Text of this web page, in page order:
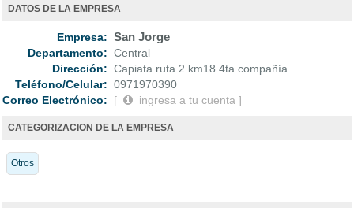
DATOS DE LA EMPRESA
Empresa: San Jorge
Departamento: Central
Dirección: Capiata ruta 2 km18 4ta compañía
Teléfono/Celular: 0971970390
Correo Electrónico:
[ ingresa a tu cuenta ]
CATEGORIZACION DE LA EMPRESA
Otros